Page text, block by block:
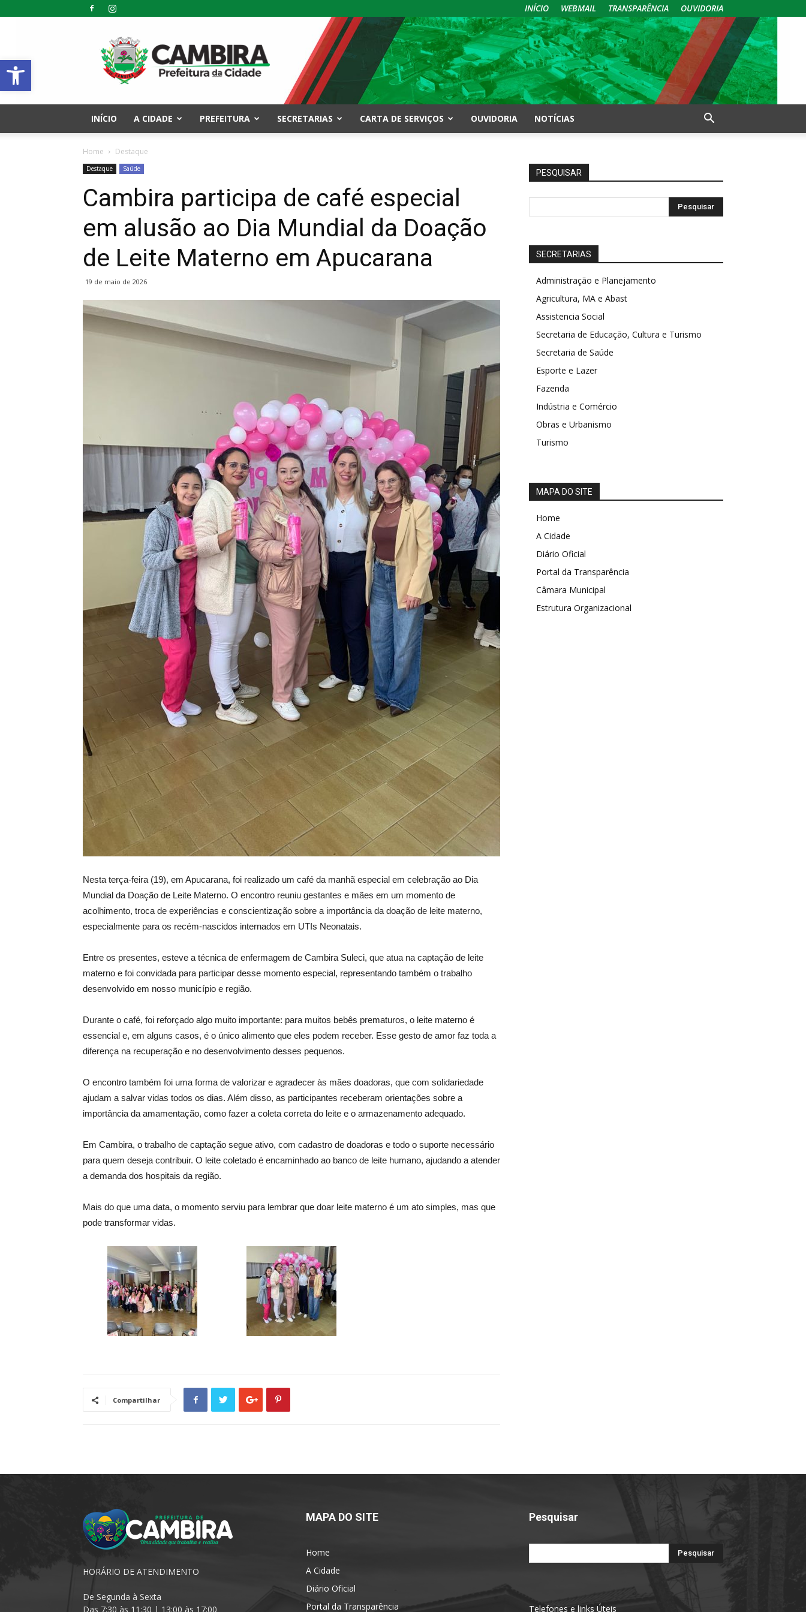
Abrir a barra de ferramentas
INÍCIO WEBMAIL TRANSPARÊNCIA OUVIDORIA
Prefeitura
Municipal
de
Cambira
PR
INÍCIO
A CIDADE PREFEITURA SECRETARIAS CARTA DE SERVIÇOS OUVIDORIA NOTÍCIAS
Home Destaque
Destaque Saúde
Cambira participa de café especial
em alusão ao Dia Mundial da Doação
de Leite Materno em Apucarana
19 de maio de 2026
Nesta terça-feira (19), em Apucarana, foi realizado um café da manhã especial em celebração ao Dia
Mundial da Doação de Leite Materno. O encontro reuniu gestantes e mães em um momento de
acolhimento, troca de experiências e conscientização sobre a importância da doação de leite materno,
especialmente para os recém-nascidos internados em UTIs Neonatais.
Entre os presentes, esteve a técnica de enfermagem de Cambira Suleci, que atua na captação de leite
materno e foi convidada para participar desse momento especial, representando também o trabalho
desenvolvido em nosso município e região.
Durante o café, foi reforçado algo muito importante: para muitos bebês prematuros, o leite materno é
essencial e, em alguns casos, é o único alimento que eles podem receber. Esse gesto de amor faz toda a
diferença na recuperação e no desenvolvimento desses pequenos.
O encontro também foi uma forma de valorizar e agradecer às mães doadoras, que com solidariedade
ajudam a salvar vidas todos os dias. Além disso, as participantes receberam orientações sobre a
importância da amamentação, como fazer a coleta correta do leite e o armazenamento adequado.
Em Cambira, o trabalho de captação segue ativo, com cadastro de doadoras e todo o suporte necessário
para quem deseja contribuir. O leite coletado é encaminhado ao banco de leite humano, ajudando a atender
a demanda dos hospitais da região.
Mais do que uma data, o momento serviu para lembrar que doar leite materno é um ato simples, mas que
pode transformar vidas.
Compartilhar
PESQUISAR
SECRETARIAS
Administração e Planejamento
Agricultura, MA e Abast
Assistencia Social
Secretaria de Educação, Cultura e Turismo
Secretaria de Saúde
Esporte e Lazer
Fazenda
Indústria e Comércio
Obras e Urbanismo
Turismo
MAPA DO SITE
Home
A Cidade
Diário Oficial
Portal da Transparência
Câmara Municipal
Estrutura Organizacional
HORÁRIO DE ATENDIMENTO
De Segunda à Sexta
Das 7:30 às 11:30 | 13:00 às 17:00
MAPA DO SITE
Home
A Cidade
Diário Oficial
Portal da Transparência
Pesquisar
Telefones e links Úteis